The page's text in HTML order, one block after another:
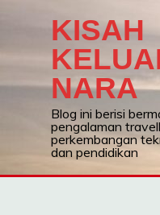
KISAH
NARA
Blog ini berisi
pengalaman
perkembangan
dan pendidikan